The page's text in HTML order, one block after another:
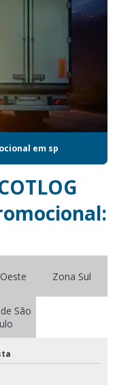
em sp
Zona Sul
São